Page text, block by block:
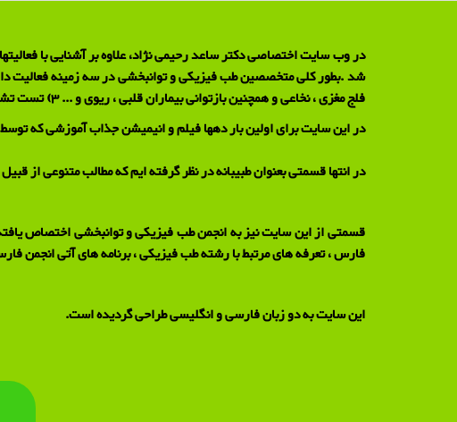
در وب سایت اختصاصی دکتر ساعد رحیمی نژاد، علاوه بر آشنایی با
فلج مغزی ، نخاعی و همچنین بازتوانی بیماران قلبی ، ریوی و ... 3) تست تشخیصی الکترودیاگنوز ( نوار عصب و عضله ) جهت تشخیص انواع بیماری های عضلانی و اعصاب محیطی.
در این سایت برای اولین بار دهها فیلم و انیمیشن جذاب آموزشی که
در انتها قسمتی بعنوان طبیبانه در نظر گرفته ایم که مطالب متنوعی از
قسمتی از این سایت نیز به انجمن طب فیزیکی و توانبخشی اختصاص
فارس ، تعرفه های مرتبط با رشته طب فیزیکی ، برنامه های آتی انجمن
این سایت به دو زبان فارسی و انگلیسی طراحی گردیده است.